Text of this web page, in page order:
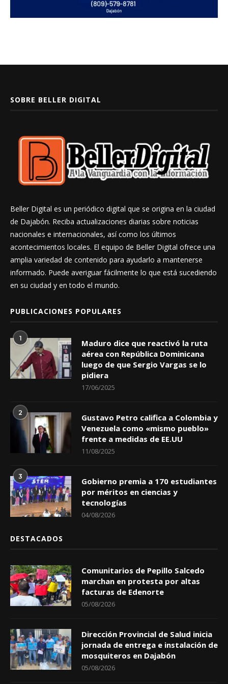
SOBRE BELLER DIGITAL
Beller Digital es un periódico digital que se origina en la ciudad
de Dajabón. Reciba actualizaciones diarias sobre noticias
nacionales e internacionales, así como los últimos
acontecimientos locales. El equipo de Beller Digital ofrece una
amplia variedad de contenido para ayudarlo a mantenerse
informado. Puede averiguar fácilmente lo que está sucediendo
en su ciudad y en todo el mundo.
PUBLICACIONES POPULARES
1
Maduro dice que reactivó la ruta
aérea con República Dominicana
luego de que Sergio Vargas se lo
pidiera
17/06/2025
2
Gustavo Petro califica a Colombia y
Venezuela como «mismo pueblo»
frente a medidas de EE.UU
11/08/2025
3
Gobierno premia a 170 estudiantes
por méritos en ciencias y
tecnologías
04/08/2026
DESTACADOS
Comunitarios de Pepillo Salcedo
marchan en protesta por altas
facturas de Edenorte
05/08/2026
Dirección Provincial de Salud inicia
jornada de entrega e instalación de
mosquiteros en Dajabón
05/08/2026